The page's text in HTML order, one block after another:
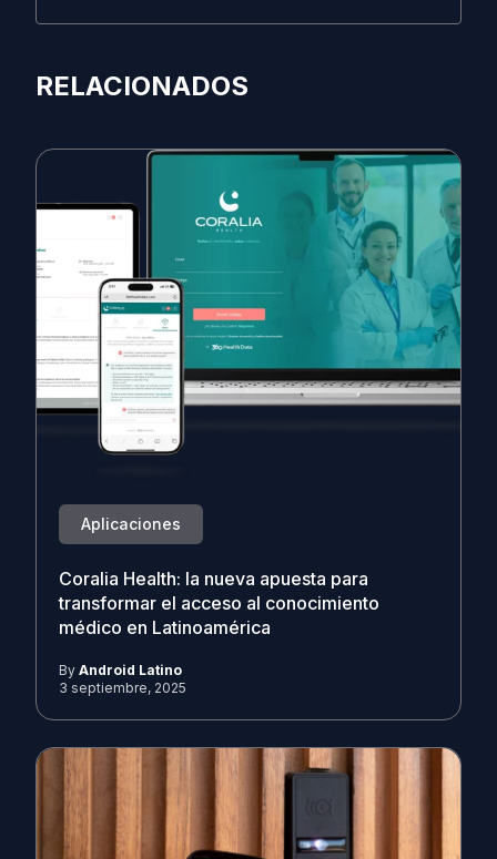
RELACIONADOS
Aplicaciones
Coralia Health: la nueva apuesta para
transformar el acceso al conocimiento
médico en Latinoamérica
By Android Latino
3 septiembre, 2025